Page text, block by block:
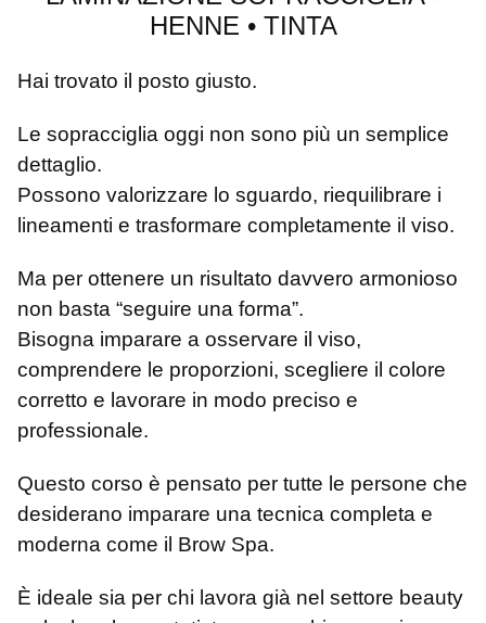
HENNE • TINTA
Hai trovato il posto giusto.
Le sopracciglia oggi non sono più un semplice
dettaglio.
Possono valorizzare lo sguardo, riequilibrare i
lineamenti e trasformare completamente il viso.
Ma per ottenere un risultato davvero armonioso
non basta “seguire una forma”.
Bisogna imparare a osservare il viso,
comprendere le proporzioni, scegliere il colore
corretto e lavorare in modo preciso e
professionale.
Questo corso è pensato per tutte le persone che
desiderano imparare una tecnica completa e
moderna come il Brow Spa.
È ideale sia per chi lavora già nel settore beauty